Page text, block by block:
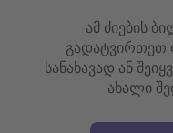
ამ ძიების
გადატვირთეთ
სანახავად ან
ახალი